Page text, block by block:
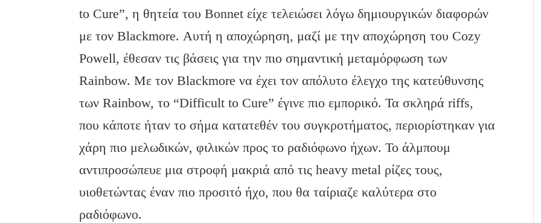
to Cure”, η θητεία του Bonnet είχε τελειώσει λόγω δημιουργικών διαφορών
με τον Blackmore. Αυτή η αποχώρηση, μαζί με την αποχώρηση του Cozy
Powell, έθεσαν τις βάσεις για την πιο σημαντική μεταμόρφωση των
Rainbow. Με τον Blackmore να έχει τον απόλυτο έλεγχο της κατεύθυνσης
των Rainbow, το “Difficult to Cure” έγινε πιο εμπορικό. Τα σκληρά riffs,
που κάποτε ήταν το σήμα κατατεθέν του συγκροτήματος, περιορίστηκαν για
χάρη πιο μελωδικών, φιλικών προς το ραδιόφωνο ήχων. Το άλμπουμ
αντιπροσώπευε μια στροφή μακριά από τις heavy metal ρίζες τους,
υιοθετώντας έναν πιο προσιτό ήχο, που θα ταίριαζε καλύτερα στο
ραδιόφωνο.